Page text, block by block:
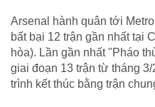
Arsenal hành quân tới
bất bại 12 trận gần nhất tại
hòa). Lần gần nhất "Pháo
giai đoạn 13 trận từ tháng
trình kết thúc bằng trận